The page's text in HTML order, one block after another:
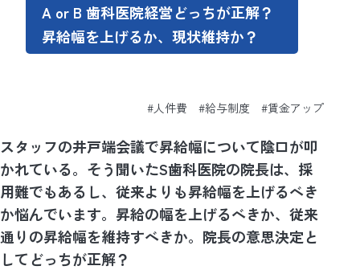
A or B 歯科医院経営どっちが正解？
昇給幅を上げるか、現状維持か？
#人件費 #給与制度 #賃金アップ
スタッフの井戸端会議で昇給幅について陰口が叩
かれている。そう聞いたS歯科医院の院長は、採
用難でもあるし、従来よりも昇給幅を上げるべき
か悩んでいます。昇給の幅を上げるべきか、従来
通りの昇給幅を維持すべきか。院長の意思決定と
してどっちが正解？